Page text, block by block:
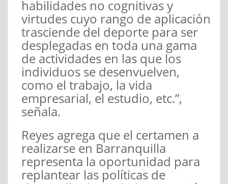
habilidades no cognitivas y
virtudes cuyo rango de aplicación
trasciende del deporte para ser
desplegadas en toda una gama
de actividades en las que los
individuos se desenvuelven,
como el trabajo, la vida
empresarial, el estudio, etc.”,
señala.
Reyes agrega que el certamen a
realizarse en Barranquilla
representa la oportunidad para
replantear las políticas de